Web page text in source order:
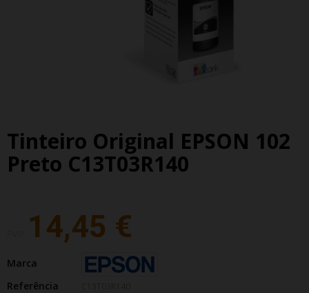
Tinteiro Original EPSON 102
Preto C13T03R140
14,45 €
Marca
Referência